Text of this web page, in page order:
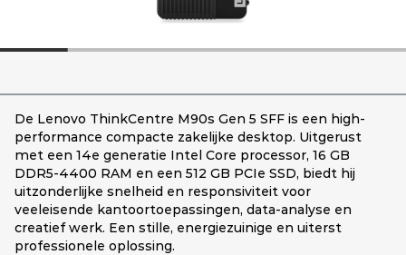
De Lenovo ThinkCentre M90s Gen 5 SFF is een high-
performance compacte zakelijke desktop. Uitgerust
met een 14e generatie Intel Core processor, 16 GB
DDR5-4400 RAM en een 512 GB PCIe SSD, biedt hij
uitzonderlijke snelheid en responsiviteit voor
veeleisende kantoortoepassingen, data-analyse en
creatief werk. Een stille, energiezuinige en uiterst
professionele oplossing.